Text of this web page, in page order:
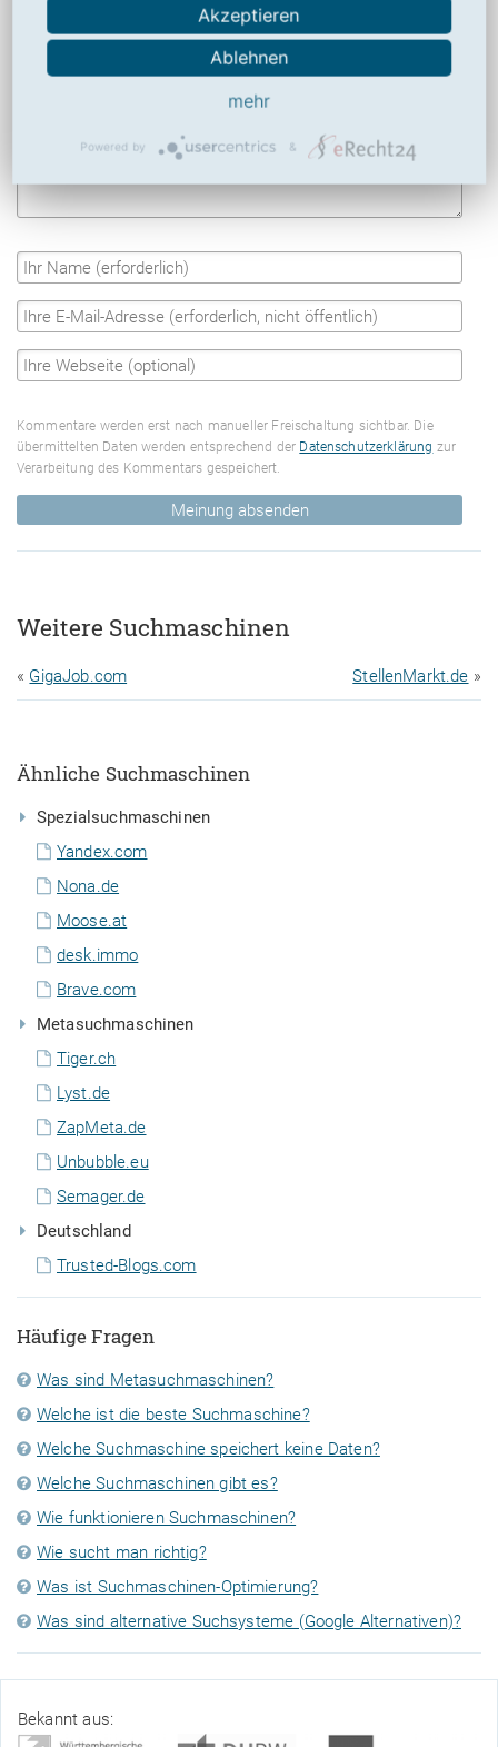
Ihre Meinung zu Yovadis.de
Kommentare werden erst nach manueller Freischaltung sichtbar. Die
übermittelten Daten werden entsprechend der Datenschutzerklärung zur
Verarbeitung des Kommentars gespeichert.
Meinung absenden
Weitere Suchmaschinen
« GigaJob.com StellenMarkt.de »
Ähnliche Suchmaschinen
Spezialsuchmaschinen
Yandex.com
Nona.de
Moose.at
desk.immo
Brave.com
Metasuchmaschinen
Tiger.ch
Lyst.de
ZapMeta.de
Unbubble.eu
Semager.de
Deutschland
Trusted-Blogs.com
Häufige Fragen
Was sind Metasuchmaschinen?
Welche ist die beste Suchmaschine?
Welche Suchmaschine speichert keine Daten?
Welche Suchmaschinen gibt es?
Wie funktionieren Suchmaschinen?
Wie sucht man richtig?
Was ist Suchmaschinen-Optimierung?
Was sind alternative Suchsysteme (Google Alternativen)?
Bekannt aus:
Akzeptieren
Ablehnen
mehr
Powered by &